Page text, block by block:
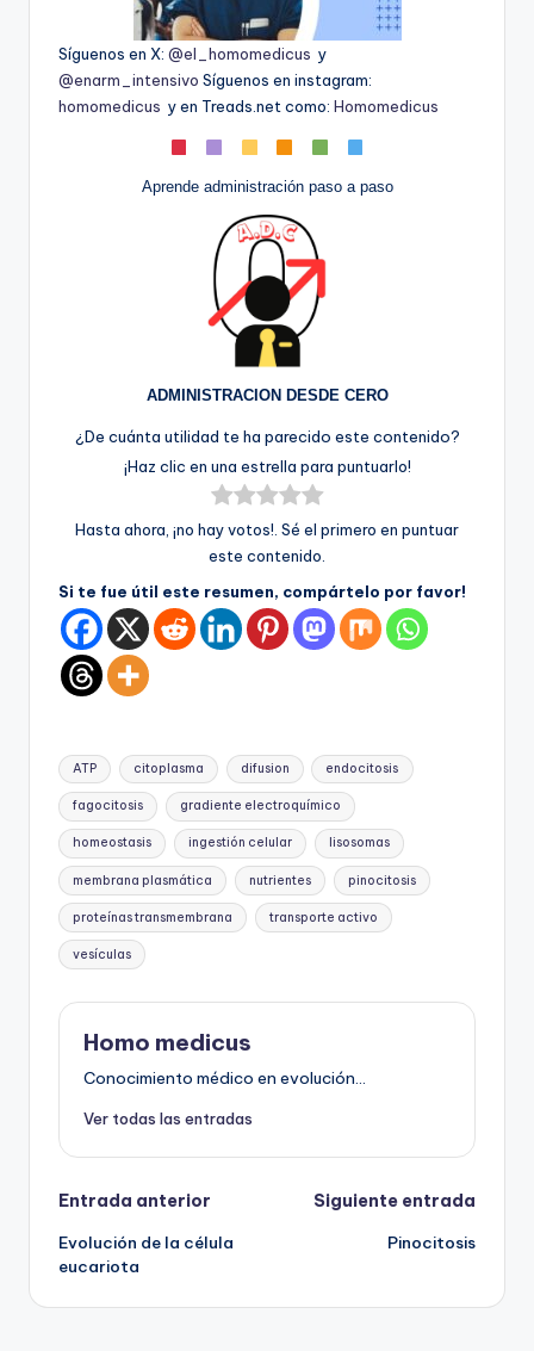
Síguenos en X: @el_homomedicus y
@enarm_intensivo Síguenos en instagram:
homomedicus y en Treads.net como: Homomedicus
Aprende administración paso a paso
ADMINISTRACION DESDE CERO
¿De cuánta utilidad te ha parecido este contenido?
¡Haz clic en una estrella para puntuarlo!
Hasta ahora, ¡no hay votos!. Sé el primero en puntuar
este contenido.
Si te fue útil este resumen, compártelo por favor!
Etiquetas:
ATP citoplasma difusion endocitosis
fagocitosis gradiente electroquímico
homeostasis ingestión celular lisosomas
membrana plasmática nutrientes pinocitosis
proteínas transmembrana transporte activo
vesículas
Homo medicus
Conocimiento médico en evolución...
Ver todas las entradas
Navegación
de
entradas
Entrada anterior
Evolución de la célula
eucariota
Siguiente entrada
Pinocitosis